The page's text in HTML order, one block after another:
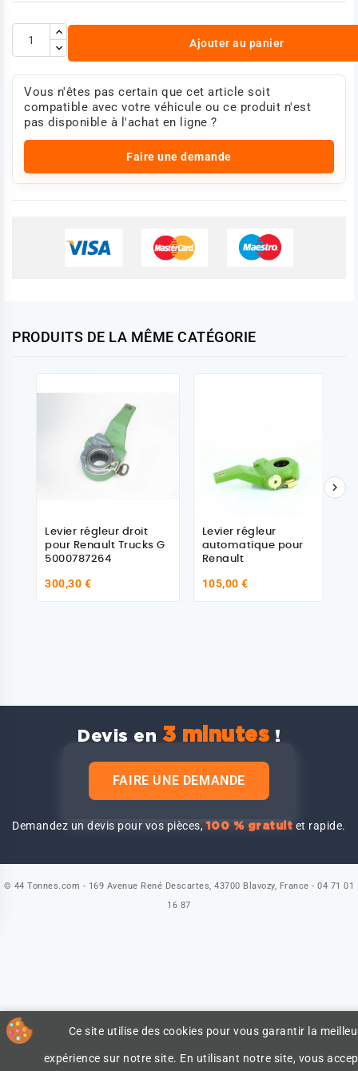
Ajouter au panier
Vous n'êtes pas certain que cet article soit
compatible avec votre véhicule ou ce produit n'est
pas disponible à l'achat en ligne ?
Faire une demande
PRODUITS DE LA MÊME CATÉGORIE
Levier régleur droit
pour Renault Trucks G
5000787264
300,30 €
Levier régleur
automatique pour
Renault
105,00 €

Devis en 3 minutes !
FAIRE UNE DEMANDE
Demandez un devis pour vos pièces,100 % gratuit et rapide.
Ce site utilise des cookies pour vous garantir la
expérience sur notre site. En utilisant notre site, vous
© 44 Tonnes.com - 169 Avenue René Descartes, 43700 Blavozy, France - 04 71 01
16 87